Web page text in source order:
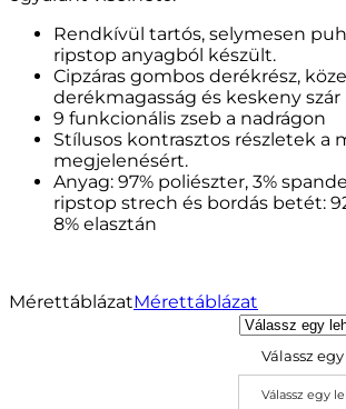
Rendkívül tartós, selymesen
ripstop anyagból készült.
Cipzáras gombos derékrész,
derékmagasság és keskeny szár
9 funkcionális zseb a nadrágon
Stílusos kontrasztos részletek a
megjelenésért.
Anyag: 97% poliészter, 3%
ripstop strech és bordás betét:
8% elasztán
MérettáblázatMérettáblázat
Válassz
Válassz egy